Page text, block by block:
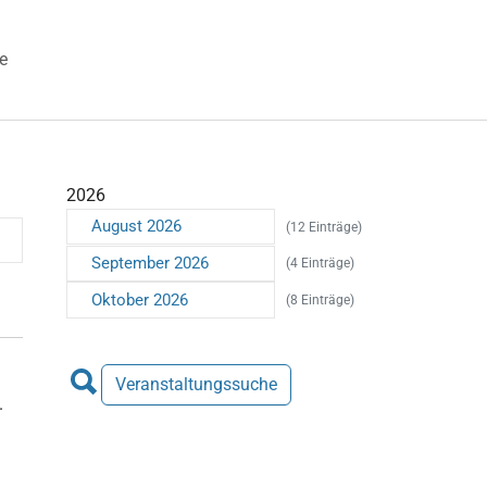
2026
August 2026 (12 Einträge)
September 2026 (4 Einträge)
Oktober 2026 (8 Einträge)
Veranstaltungssuche